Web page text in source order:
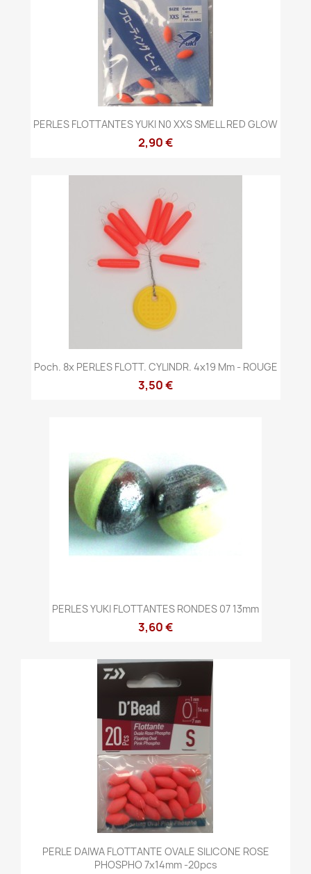
PERLES FLOTTANTES YUKI N0 XXS SMELL RED GLOW
2,90 €
Poch. 8x PERLES FLOTT. CYLINDR. 4x19 Mm - ROUGE
3,50 €
PERLES YUKI FLOTTANTES RONDES 07 13mm
3,60 €
PERLE DAIWA FLOTTANTE OVALE SILICONE ROSE
PHOSPHO 7x14mm -20pcs